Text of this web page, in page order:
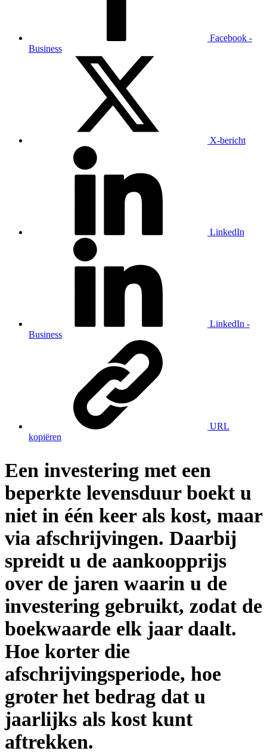
Facebook -
Business
X-bericht
LinkedIn
LinkedIn -
Business
URL
kopiëren
Een investering met een
beperkte levensduur boekt u
niet in één keer als kost, maar
via afschrijvingen. Daarbij
spreidt u de aankoopprijs
over de jaren waarin u de
investering gebruikt, zodat de
boekwaarde elk jaar daalt.
Hoe korter die
afschrijvingsperiode, hoe
groter het bedrag dat u
jaarlijks als kost kunt
aftrekken.